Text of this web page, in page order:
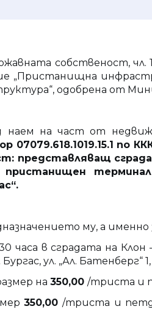
собственост,
одобрена от
на част от недвижим
по
сграда
.
му, а
часа в сградата на
ул. „Ал. Батенберг“ 1,
на 350,00 /триста и
350,00/триста и